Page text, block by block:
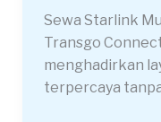
Sewa Starlink
Transgo
menghadirkan
terpercaya
Modern